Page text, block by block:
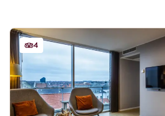
4